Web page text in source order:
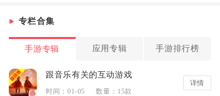
专栏合集
手游专辑 应用专辑 手游排行榜
跟音乐有关的互动游戏
时间：01-05 数量：15款
详情